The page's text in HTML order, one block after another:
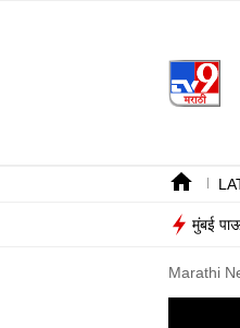
मुंबई
Marathi